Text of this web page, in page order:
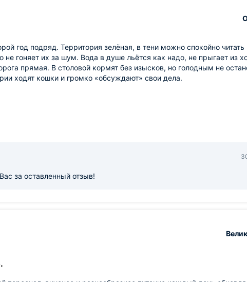
год подряд. Территория зелёная, в тени можно спокойно читать
не гоняет их за шум. Вода в душе льётся как надо, не прыгает из
прямая. В столовой кормят без изысков, но голодным не
ходят кошки и громко «обсуждают» свои дела.
за оставленный отзыв!